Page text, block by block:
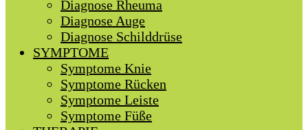
Diagnose Rheuma
Diagnose Auge
Diagnose Schilddrüse
SYMPTOME
Symptome Knie
Symptome Rücken
Symptome Leiste
Symptome Füße